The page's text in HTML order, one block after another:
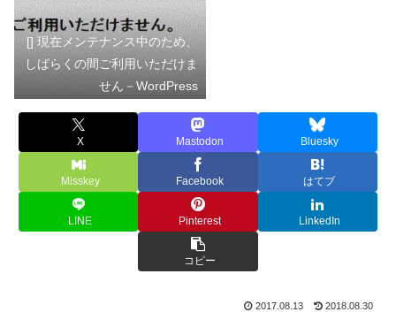
[] 現在メンテナンス中のため、
しばらくの間ご利用いただけま
せん－WordPress
X Mastodon Bluesky
Misskey Facebook はてブ
LINE Pinterest LinkedIn
コピー
2017.08.13 2018.08.30